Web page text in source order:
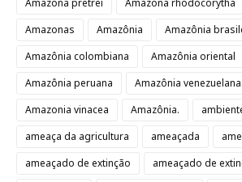
Amazona pretrei
Amazona rhodocorytha
Amazonas
Amazônia
Amazônia
Amazônia colombiana
Amazônia oriental
Amazônia peruana
Amazônia venezuelana.
Amazonia vinacea
Amazônia.
ameaça da agricultura
ameaçada
ameaçado de extinção
ameaçado de